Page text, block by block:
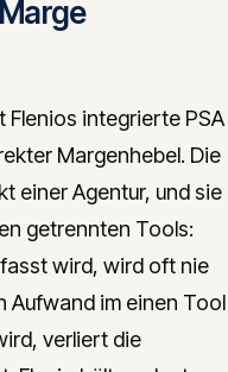
Flenios integrierte PSA
Margenhebel. Die
einer Agentur, und sie
getrennten Tools:
wird, wird oft nie
Aufwand im einen Tool
verliert die